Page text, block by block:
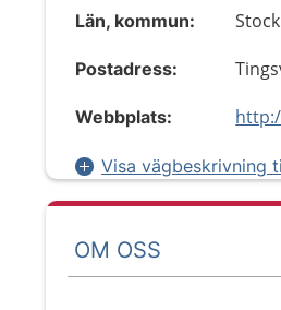
Län, kommun:
Postadress:
Webbplats:
Visa vägbeskrivning
OM OSS